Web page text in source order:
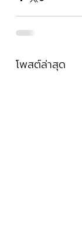
โพสต์ล่าสุด